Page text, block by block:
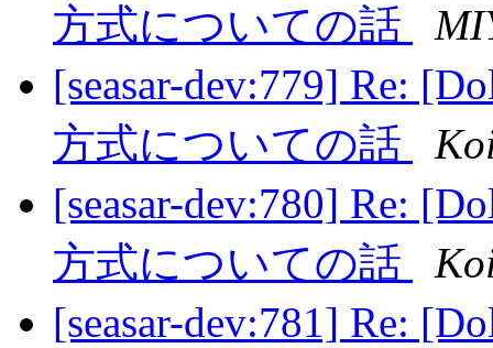
方式についての話
[seasar-dev:779] Re:
方式についての話
[seasar-dev:780] Re:
方式についての話
[seasar-dev:781] Re: